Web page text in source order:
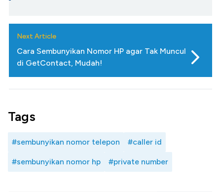
Next Article
Cara Sembunyikan Nomor HP agar Tak Muncul
di GetContact, Mudah!
Tags
#sembunyikan nomor telepon #caller id
#sembunyikan nomor hp #private number